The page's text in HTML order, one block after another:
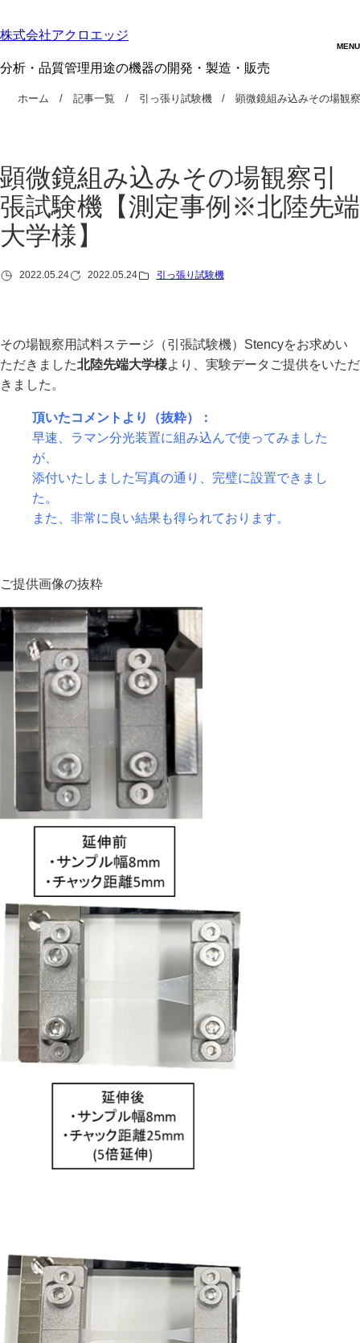
株式会社アクロエッジ
分析・品質管理用途の機器の開発・製造・販売
ホーム 記事一覧 引っ張り試験機 顕微鏡組み込みその場観
顕微鏡組み込みその場観察引
張試験機【測定事例※北陸先端
大学様】
2022.05.24 2022.05.24 引っ張り試験機
その場観察用試料ステージ（引張試験機）Stencyをお求めい
ただきました北陸先端大学様より、実験データご提供をいただ
きました。
頂いたコメントより（抜粋）：
早速、ラマン分光装置に組み込んで使ってみました
が、
添付いたしました写真の通り、完璧に設置できまし
た。
また、非常に良い結果も得られております。
ご提供画像の抜粋